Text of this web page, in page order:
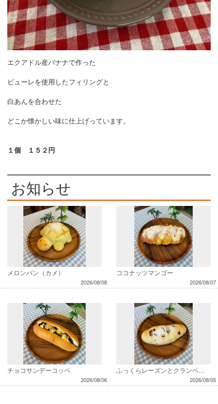
エクアドル産バナナで作った
ピューレを使用したフィリングと
白あんを合わせた
どこか懐かしい味に仕上げっています。
１個 １５２円
お知らせ
メロンパン（カメ）
2026/08/08
ココナッツマンゴー
2026/08/07
チョコサンデーコッペ
2026/08/06
ふっくらレーズンとクランベリー
2026/08/05